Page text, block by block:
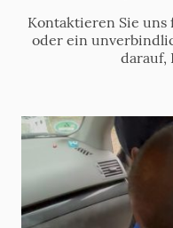
Kontaktieren Sie
oder ein
darauf,